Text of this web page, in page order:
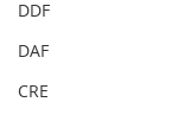
DDF
DAF
CRE